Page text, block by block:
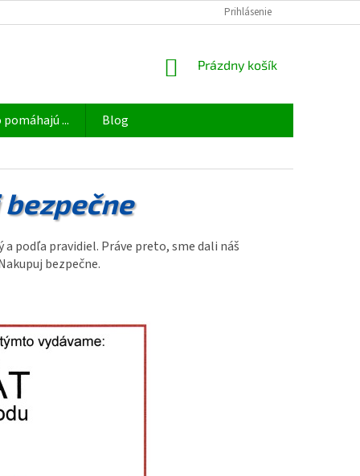
ODSTÚPIŤ OD ZMLUVY TU
Prihlásenie
NÁKUPNÝ
Prázdny košík
pomáhajú ... Blog
podľa pravidiel. Práve preto, sme dali náš
bezpečne.